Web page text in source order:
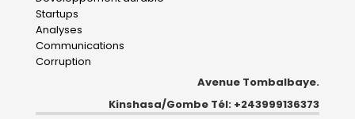
Startups
Analyses
Communications
Corruption
Avenue Tombalbaye.
Kinshasa/Gombe Tél: +243999136373